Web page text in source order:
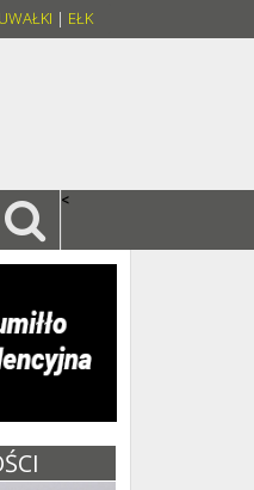
| EŁK
<